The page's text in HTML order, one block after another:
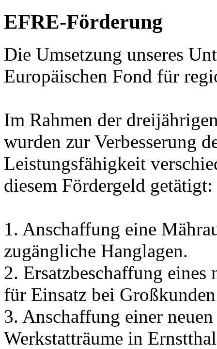
EFRE-Förderung
Die Umsetzung unseres
Europäischen Fond für
Im Rahmen der
wurden zur Verbesserung
Leistungsfähigkeit
diesem Fördergeld getätigt:
1. Anschaffung eine
zugängliche Hanglagen.
2. Ersatzbeschaffung eines
für Einsatz bei
3. Anschaffung einer
Werkstatträume in